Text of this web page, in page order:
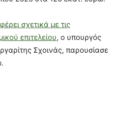
σχετικά με τις
επιτελείου, ο υπουργός
Σχοινάς, παρουσίασε